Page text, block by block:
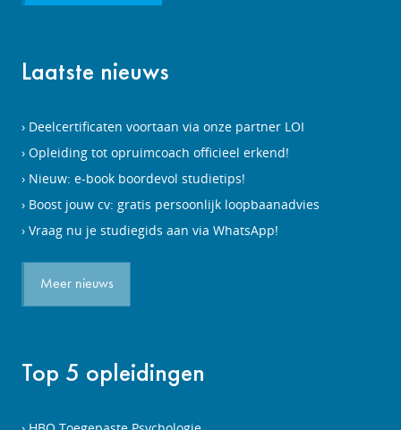
Laatste nieuws
Deelcertificaten voortaan via onze partner LOI
Opleiding tot opruimcoach officieel erkend!
Nieuw: e-book boordevol studietips!
Boost jouw cv: gratis persoonlijk loopbaanadvies
Vraag nu je studiegids aan via WhatsApp!
Meer nieuws
Top 5 opleidingen